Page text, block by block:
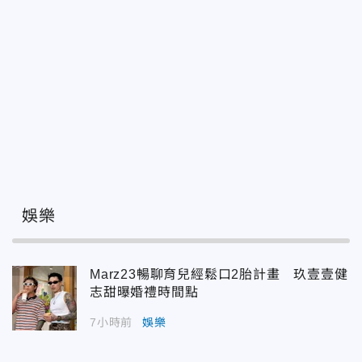
娛樂
Marz23暢聊育兒經鬆口2胎計畫 玖壹壹健
志甜曝婚禮時間點
7小時前 娛樂